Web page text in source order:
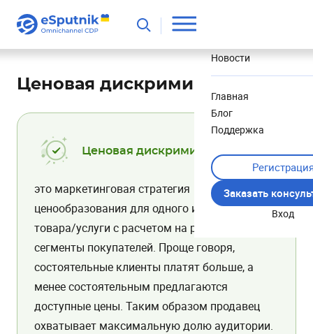
Новости
Главная
Блог
Поддержка
Заказать
Вход
Ценовая дискриминация
Ценовая дискриминация –
это маркетинговая стратегия
ценообразования для одного и того же
товара/услуги с расчетом на разные
сегменты покупателей. Проще говоря,
состоятельные клиенты платят больше, а
менее состоятельным предлагаются
доступные цены. Таким образом продавец
охватывает максимальную долю аудитории.